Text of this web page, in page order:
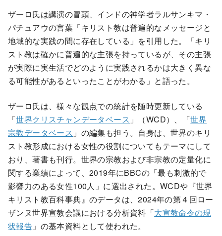
ザーロ氏は講演の冒頭、インドの神学者ラルサンキマ・
パチュアウの言葉「キリスト教は普遍的なメッセージと
地域的な実践の間に存在している」を引用した。「キリ
スト教は確かに普遍的な主張を持っているが、その主張
が実際に実生活でどのように実践されるかは大きく異な
る可能性があるといったことがわかる」と語った。
ザーロ氏は、様々な観点での統計を随時更新している
「世界クリスチャンデータベース 」（WCD）、「世界
宗教データベース 」の編集も担う。自身は、世界のキリ
スト教形成における女性の役割についてもテーマにして
おり、著書も刊行。世界の宗教および非宗教の定量化に
関する業績によって、2019年にBBCの「最も刺激的で
影響力のある女性100人」に選出された。WCDや『世界
キリスト教百科事典』のデータは、2024年の第４回ロー
ザンヌ世界宣教会議における分析資料「大宣教命令の現
状報告 」の基本資料として使われた。